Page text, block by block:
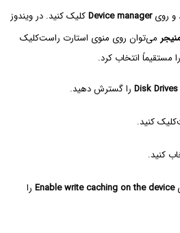
و رویDevice manager
کلیک کنید. در ویندوز
می‌توان روی منوی استارت راست‌کلیک
Disk Drives را گسترش دهید.
کنید.
کنید.
Enable write caching on the device را